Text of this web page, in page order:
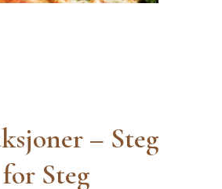
– Steg
for Steg